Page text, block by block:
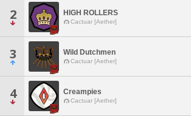
2 HIGH ROLLERS
Cactuar [Aether]
3 Wild Dutchmen
Cactuar [Aether]
4 Creampies
Cactuar [Aether]